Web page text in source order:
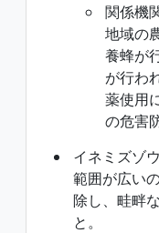
関係機
地域の
養蜂が
が行わ
薬使用
の危害
イネミズゾ
範囲が広い
除し、畦畔
と。